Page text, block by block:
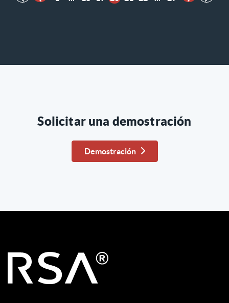
Página anterior Página
Solicitar una demostración
Demostración